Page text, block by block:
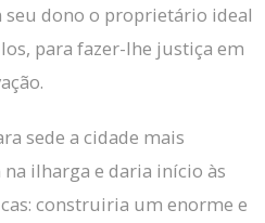
seu dono o proprietário ideal
para fazer-lhe justiça em
sede a cidade mais
ilharga e daria início às
construiria um enorme e